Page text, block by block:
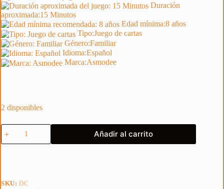
Duración
aproximada:15 Minutos
Edad mínima:8 años
Tipo:Juego de cartas
Género:Familiar
Idioma:Español
Marca:Asmodee
2 disponibles
Dobble
Catan
cantidad
Añadir al carrito
SKU:DC